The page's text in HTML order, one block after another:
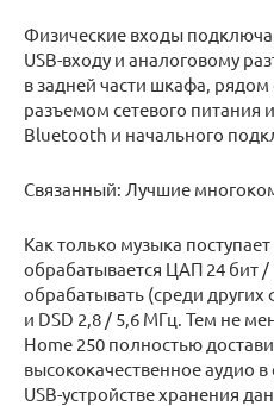
Физические входы
USB-входу и аналоговому
в задней части шкафа,
разъемом сетевого питания
Bluetooth и начального
Связанный: Лучшие
Как только музыка
обрабатывается ЦАП 24 бит
обрабатывать (среди других
и DSD 2,8 / 5,6 МГц. Тем не
Home 250 полностью
высококачественное аудио
USB-устройстве хранения